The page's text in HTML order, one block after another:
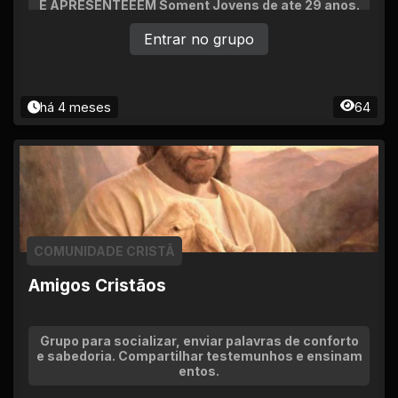
E APRESENTEEEM Soment Jovens de ate 29 anos.
há 4 meses 64
Entrar no grupo
Amigos Cristãos
COMUNIDADE CRISTÃ
Grupo para socializar, enviar palavras de conforto
e sabedoria. Compartilhar testemunhos e ensinam
entos.